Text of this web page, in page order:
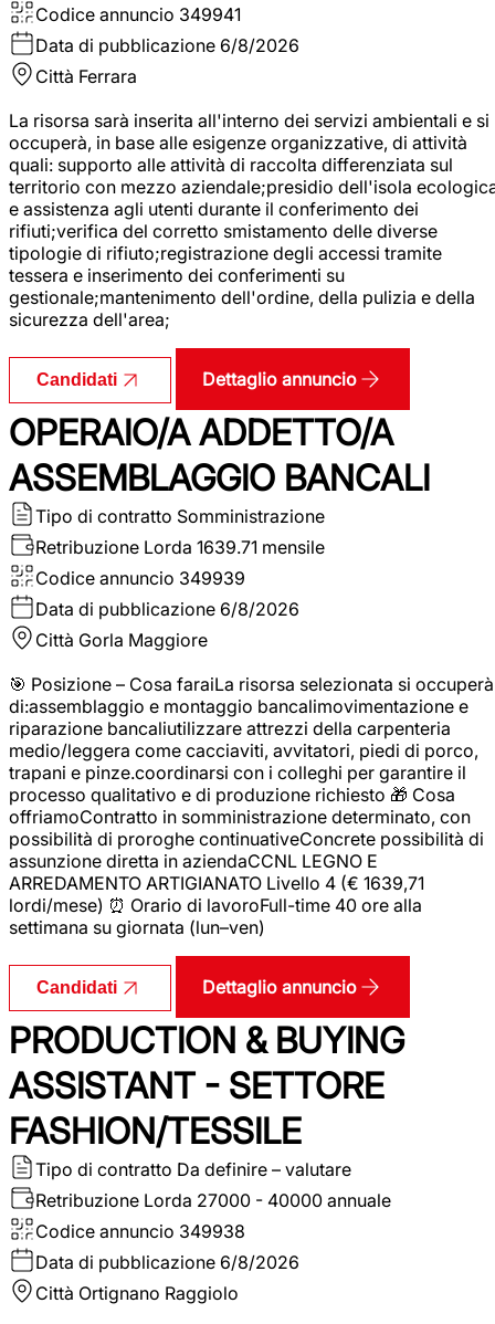
Codice annuncio 349941
Data di pubblicazione 6/8/2026
Città Ferrara
La risorsa sarà inserita all'interno dei servizi ambientali e si
occuperà, in base alle esigenze organizzative, di attività
quali: supporto alle attività di raccolta differenziata sul
territorio con mezzo aziendale;presidio dell'isola
e assistenza agli utenti durante il conferimento dei
rifiuti;verifica del corretto smistamento delle diverse
tipologie di rifiuto;registrazione degli accessi tramite
tessera e inserimento dei conferimenti su
gestionale;mantenimento dell'ordine, della pulizia e della
sicurezza dell'area;
Candidati Dettaglio annuncio
OPERAIO/A ADDETTO/A
ASSEMBLAGGIO BANCALI
Tipo di contratto Somministrazione
Retribuzione Lorda 1639.71 mensile
Codice annuncio 349939
Data di pubblicazione 6/8/2026
Città Gorla Maggiore
🎯 Posizione – Cosa faraiLa risorsa selezionata si occuperà
di:assemblaggio e montaggio bancalimovimentazione e
riparazione bancaliutilizzare attrezzi della carpenteria
medio/leggera come cacciaviti, avvitatori, piedi di porco,
trapani e pinze.coordinarsi con i colleghi per garantire il
processo qualitativo e di produzione richiesto 🎁 Cosa
offriamoContratto in somministrazione determinato, con
possibilità di proroghe continuativeConcrete possibilità di
assunzione diretta in aziendaCCNL LEGNO E
ARREDAMENTO ARTIGIANATO Livello 4 (€ 1639,71
lordi/mese) ⏰ Orario di lavoroFull-time 40 ore alla
settimana su giornata (lun–ven)
Candidati Dettaglio annuncio
PRODUCTION & BUYING
ASSISTANT - SETTORE
FASHION/TESSILE
Tipo di contratto Da definire – valutare
Retribuzione Lorda 27000 - 40000 annuale
Codice annuncio 349938
Data di pubblicazione 6/8/2026
Città Ortignano Raggiolo